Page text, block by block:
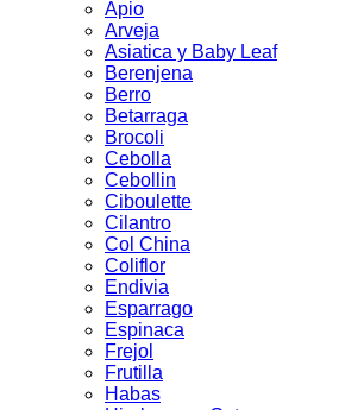
Apio
Arveja
Asiatica y Baby Leaf
Berenjena
Berro
Betarraga
Brocoli
Cebolla
Cebollin
Ciboulette
Cilantro
Col China
Coliflor
Endivia
Esparrago
Espinaca
Frejol
Frutilla
Habas